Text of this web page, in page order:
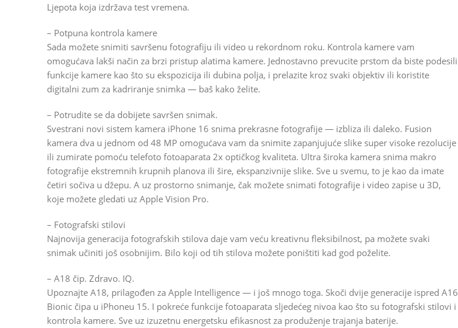
Ljepota koja izdržava test vremena.
– Potpuna kontrola kamere
Sada možete snimiti savršenu fotografiju ili video u rekordnom roku. Kontrola kamere vam
omogućava lakši način za brzi pristup alatima kamere. Jednostavno prevucite prstom da biste podesili
funkcije kamere kao što su ekspozicija ili dubina polja, i prelazite kroz svaki objektiv ili koristite
digitalni zum za kadriranje snimka — baš kako želite.
– Potrudite se da dobijete savršen snimak.
Svestrani novi sistem kamera iPhone 16 snima prekrasne fotografije — izbliza ili daleko. Fusion
kamera dva u jednom od 48 MP omogućava vam da snimite zapanjujuće slike super visoke rezolucije
ili zumirate pomoću telefoto fotoaparata 2x optičkog kvaliteta. Ultra široka kamera snima makro
fotografije ekstremnih krupnih planova ili šire, ekspanzivnije slike. Sve u svemu, to je kao da imate
četiri sočiva u džepu. A uz prostorno snimanje, čak možete snimati fotografije i video zapise u 3D,
koje možete gledati uz Apple Vision Pro.
– Fotografski stilovi
Najnovija generacija fotografskih stilova daje vam veću kreativnu fleksibilnost, pa možete svaki
snimak učiniti još osobnijim. Bilo koji od tih stilova možete poništiti kad god poželite.
– A18 čip. Zdravo. IQ.
Upoznajte A18, prilagođen za Apple Intelligence — i još mnogo toga. Skoči dvije generacije ispred A16
Bionic čipa u iPhoneu 15. I pokreće funkcije fotoaparata sljedećeg nivoa kao što su fotografski stilovi i
kontrola kamere. Sve uz izuzetnu energetsku efikasnost za produženje trajanja baterije.